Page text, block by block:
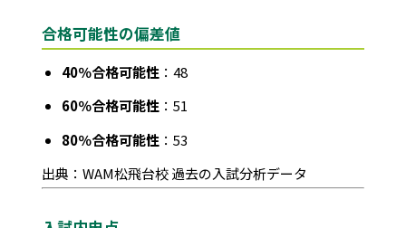
合格可能性の偏差値
40％合格可能性 ：48
60％合格可能性 ：51
80％合格可能性 ：53
出典：WAM松飛台校 過去の入試分析データ